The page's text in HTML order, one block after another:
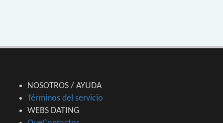
NOSOTROS / AYUDA
Términos del servicio
WEBS DATING